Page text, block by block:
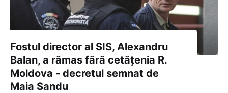
Fostul director al SIS, Alexandru
Balan, a rămas fără cetățenia R.
Moldova - decretul semnat de
Maia Sandu